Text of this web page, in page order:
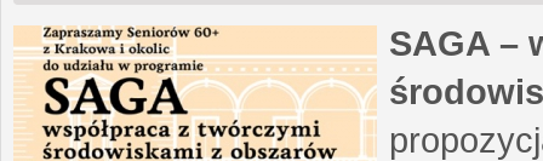
SAGA –